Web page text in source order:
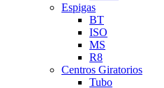
Espigas
BT
ISO
MS
R8
Centros Giratorios
Tubo